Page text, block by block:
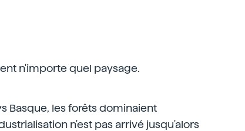
n'importe quel paysage.
Basque, les forêts dominaient
n'est pas arrivé jusqu'alors